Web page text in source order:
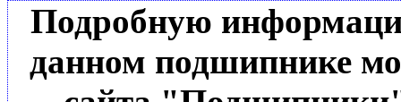
Подробную
данном подшипнике